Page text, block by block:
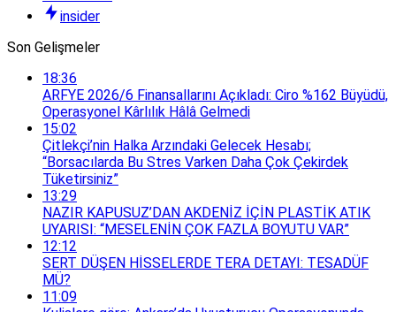
insider
Son Gelişmeler
18:36
ARFYE 2026/6 Finansallarını Açıkladı: Ciro %162 Büyüdü,
Operasyonel Kârlılık Hâlâ Gelmedi
15:02
Çitlekçi’nin Halka Arzındaki Gelecek Hesabı;
“Borsacılarda Bu Stres Varken Daha Çok Çekirdek
Tüketirsiniz”
13:29
NAZIR KAPUSUZ’DAN AKDENİZ İÇİN PLASTİK ATIK
UYARISI: “MESELENİN ÇOK FAZLA BOYUTU VAR”
12:12
SERT DÜŞEN HİSSELERDE TERA DETAYI: TESADÜF
MÜ?
11:09